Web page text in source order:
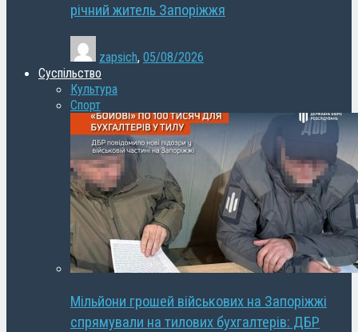
річний житель Запоріжжя
zapsich, 05/08/2026
Суспільство
Культура
Спорт
Мільйони грошей військових на Запоріжжі
спрямували на тилових бухгалтерів: ДБР